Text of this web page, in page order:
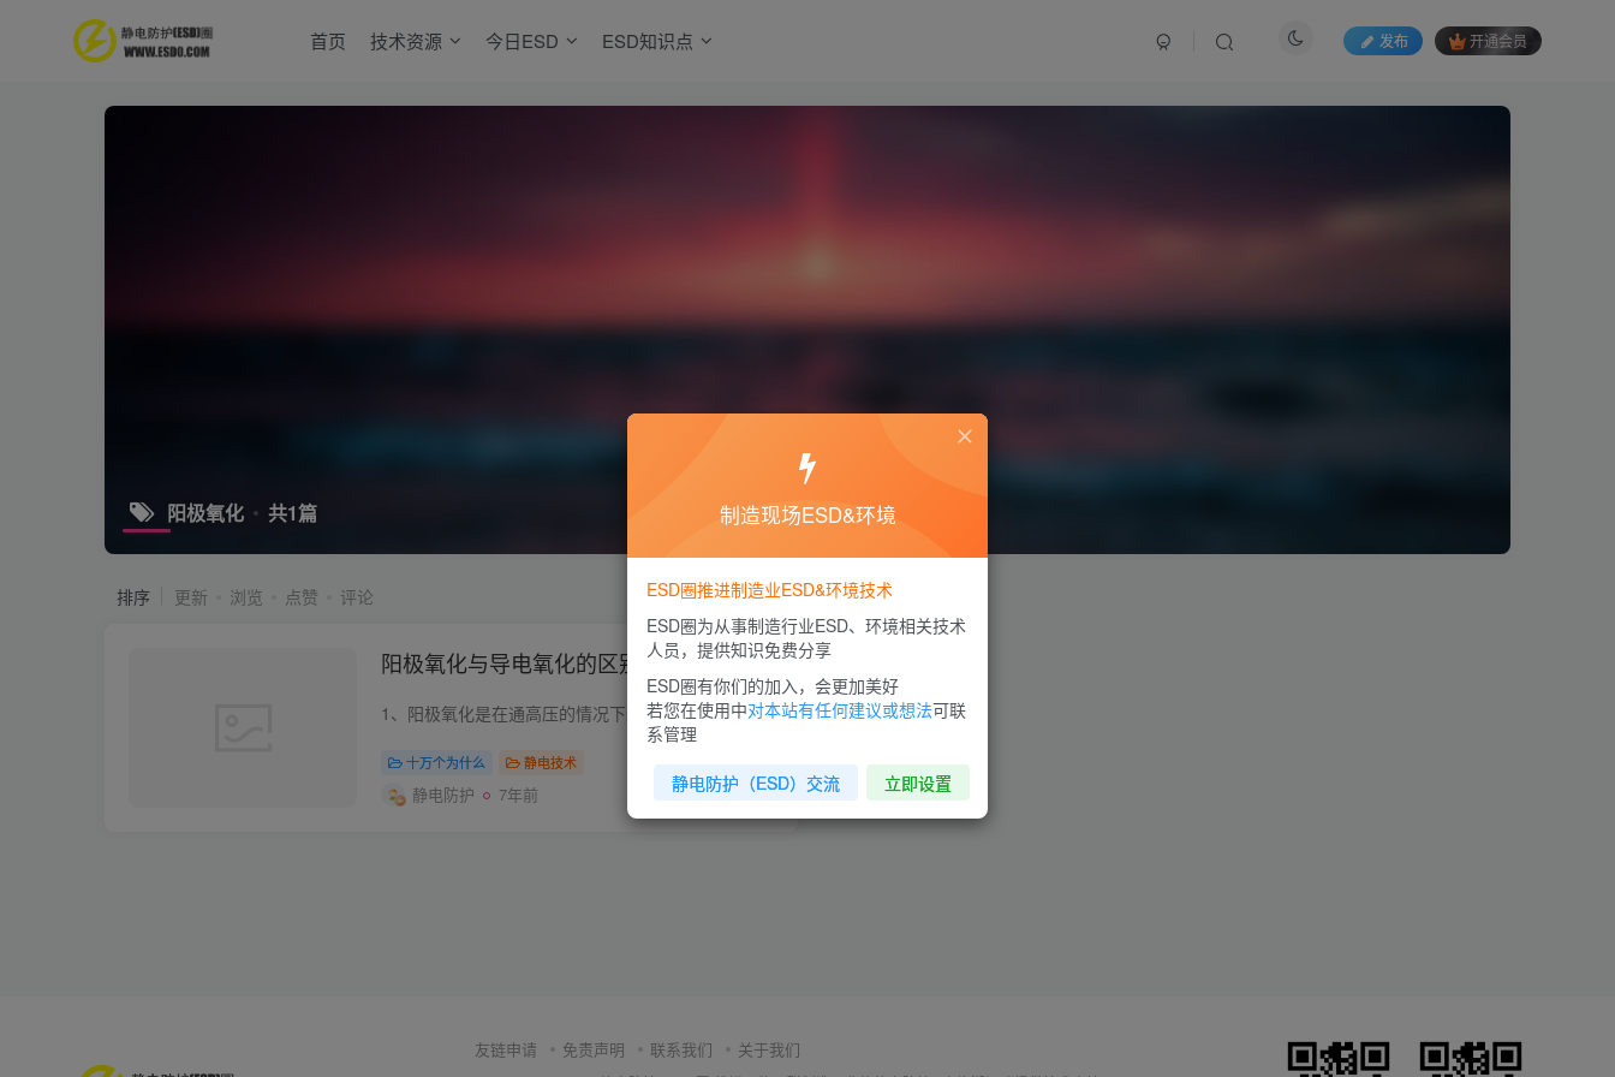
首页 技术资源 今日ESD ESD知识点 发布 开通会员
阳极氧化 共1篇
排序 更新 浏览 点赞 评论
阳极氧化与导电氧化的区别是什么？
1、阳极氧化是在通高压的情况下进行的，它是一种电化学反应过程；而导电氧化（又叫化学氧化）不需要通电，只需要在药水里浸泡就行了，它是一种纯化学反应。 2、阳极氧化需要的时间很长，往往要...
十万个为什么 静电技术
静电防护 7年前 1.7W+ 2
友链申请 免责声明 联系我们 关于我们
制造现场ESD&环境
ESD圈推进制造业ESD&环境技术
ESD圈为从事制造行业ESD、环境相关技术
人员，提供知识免费分享
ESD圈有你们的加入，会更加美好
若您在使用中对本站有任何建议或想法可联
系管理
静电防护（ESD）交流 立即设置